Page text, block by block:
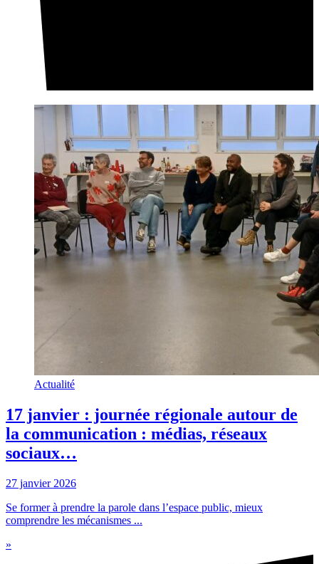
Actualité
17 janvier : journée régionale autour de
la communication : médias, réseaux
sociaux…
27 janvier 2026
Se former à prendre la parole dans l’espace public, mieux
comprendre les mécanismes ...
»